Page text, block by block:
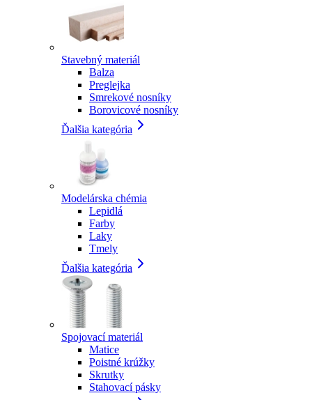
Stavebný materiál
Balza
Preglejka
Smrekové nosníky
Borovicové nosníky
Ďalšia kategória
Modelárska chémia
Lepidlá
Farby
Laky
Tmely
Ďalšia kategória
Spojovací materiál
Matice
Poistné krúžky
Skrutky
Stahovací pásky